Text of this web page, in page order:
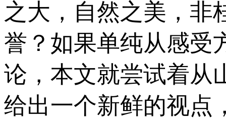
之大，自然之美，非
誉？如果单纯从感受
论，本文就尝试着从
给出一个新鲜的视点